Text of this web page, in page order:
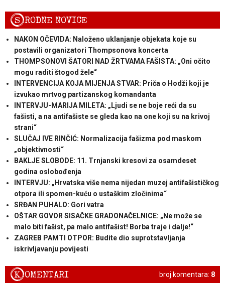
SRODNE NOVICE
NAKON OČEVIDA: Naloženo uklanjanje objekata koje su
postavili organizatori Thompsonova koncerta
THOMPSONOVI ŠATORI NAD ŽRTVAMA FAŠISTA: „Oni očito
mogu raditi štogod žele“
INTERVENCIJA KOJA MIJENJA STVAR: Priča o Hodži koji je
izvukao mrtvog partizanskog komandanta
INTERVJU-MARIJA MILETA: „Ljudi se ne boje reći da su
fašisti, a na antifašiste se gleda kao na one koji su na krivoj
strani“
SLUČAJ IVE RINČIĆ: Normalizacija fašizma pod maskom
„objektivnosti“
BAKLJE SLOBODE: 11. Trnjanski kresovi za osamdeset
godina oslobođenja
INTERVJU: „Hrvatska više nema nijedan muzej antifašističkog
otpora ili spomen-kuću o ustaškim zločinima“
SRĐAN PUHALO: Gori vatra
OŠTAR GOVOR SISAČKE GRADONAČELNICE: „Ne može se
malo biti fašist, pa malo antifašist! Borba traje i dalje!“
ZAGREB PAMTI OTPOR: Budite dio suprotstavljanja
iskrivljavanju povijesti
broj komentara: 8
KOMENTARI